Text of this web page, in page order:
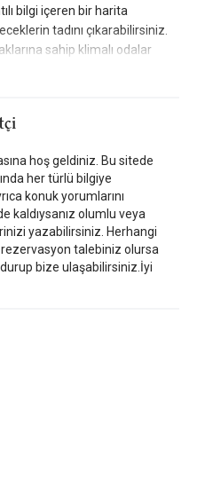
bilgi içeren bir harita
tadını çıkarabilirsiniz.
sahip klimalı odalar
manzaralı balkonlara
değerlendiriliyor! Misafirler bu
karşılığını daha fazla
hoş geldiniz. Bu sitede
her türlü bilgiye
konuk yorumlarını
kaldıysanız olumlu veya
yazabilirsiniz. Herhangi
talebiniz olursa
bize ulaşabilirsiniz.İyi